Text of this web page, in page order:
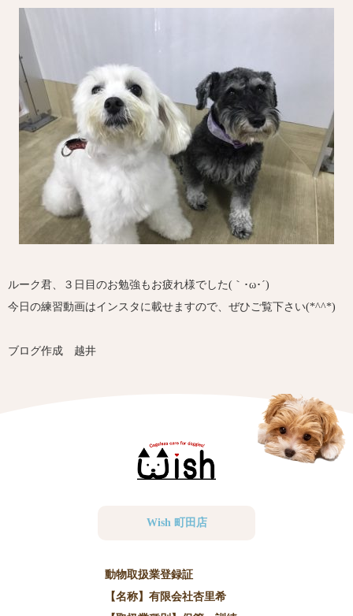
ルーク君、３日目のお勉強もお疲れ様でした(｀･ω･´)ゞ
今日の練習動画はインスタに載せますので、ぜひご覧下さい(*^^*)
ブログ作成 越井
Wish 町田店
動物取扱業登録証
【名称】有限会社杏里希